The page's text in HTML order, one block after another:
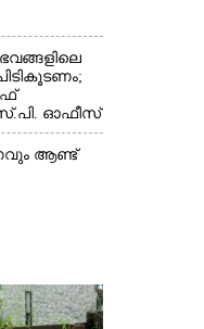
ഓഫീസ്
ആണ്ട്